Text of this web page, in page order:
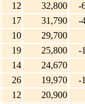
12 32,800
-
17 31,790
-
10
29,700
19 25,800
-
14
24,670
26 19,970
-
12
20,900